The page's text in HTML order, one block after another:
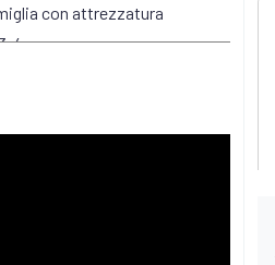
con attrezzatura
4 persone